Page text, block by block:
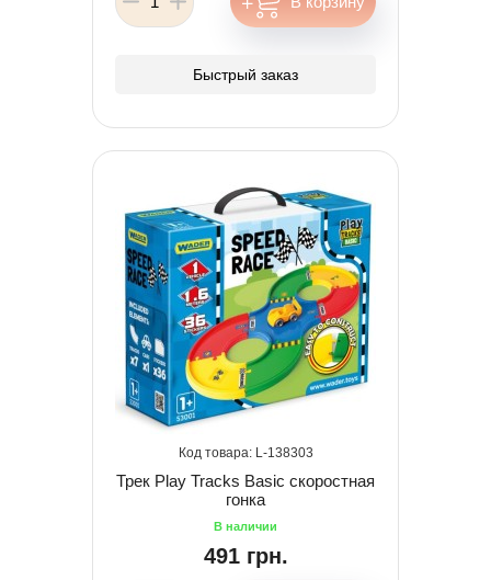
Быстрый заказ
138303
Трек Play Tracks Basic скоростная
гонка
491 грн.